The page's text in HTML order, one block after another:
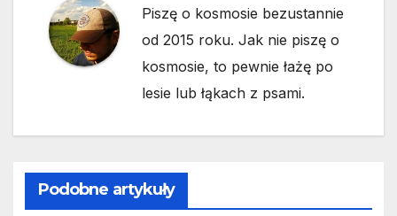
Piszę o kosmosie bezustannie
od 2015 roku. Jak nie piszę o
kosmosie, to pewnie łażę po
lesie lub łąkach z psami.
Podobne artykuły